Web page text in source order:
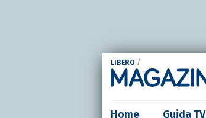
LIBERO /
Home Guida TV